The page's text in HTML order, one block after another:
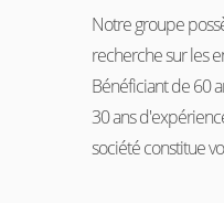
Notre groupe
recherche sur les
Bénéficiant de 60
30 ans
société constitue